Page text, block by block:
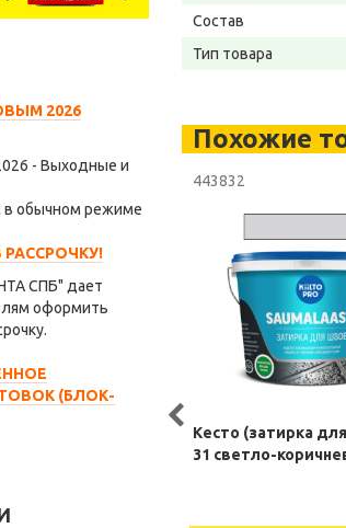
2026
- Выходные и
в обычном режиме
СПБ" дает
оформить
(БЛОК-
Состав
Тип товара
Похожие
443832
Кесто (затирка
31 светло-